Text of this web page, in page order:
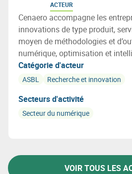
ACTEUR
Cenaero accompagne les
innovations de type produit,
moyen de méthodologies et
numérique, optimisation et
centre est actif dans les secteurs
Transports, des Procédés, de
Catégorie d'acteur
ASBL Recherche et innovation
Secteurs d'activité
Secteur du numérique
VOIR TOUS LES